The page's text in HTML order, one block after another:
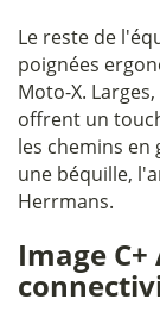
Le reste de
poignées
Moto-X.
offrent un
les chemins en
une béquille,
Herrmans.
Image C+